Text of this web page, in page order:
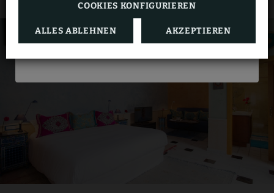
COOKIES KONFIGURIEREN
ALLES ABLEHNEN AKZEPTIEREN
Individueller Safe
Klimaanlage oder
Heizung, je nach
Terrasse
RESERVIEREN